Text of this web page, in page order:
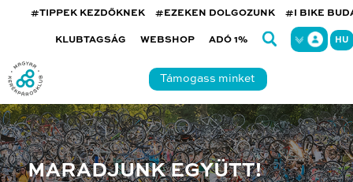
#TIPPEK KEZDŐKNEK #EZEKEN DOLGOZUNK #I BIKE
KLUBTAGSÁG WEBSHOP ADÓ 1% HU
Támogass minket
MARADJUNK EGYÜTT!